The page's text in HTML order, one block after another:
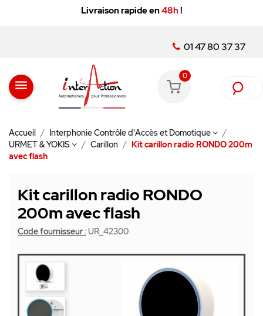
Livraison rapide en48h!
01 47 80 37 37
menu
0
Accueil
Interphonie Contrôle d'Accès et Domotique
URMET & YOKIS
Carillon
Kit carillon radio RONDO 200m
avec flash
Kit carillon radio RONDO
200m avec flash
Code fournisseur :UR_42300